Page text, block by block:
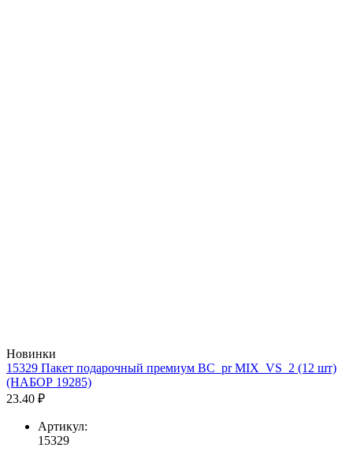
Новинки
15329 Пакет подарочный премиум BC_pr MIX_VS_2 (12 шт)
(НАБОР 19285)
23.40 ₽
Артикул:
15329